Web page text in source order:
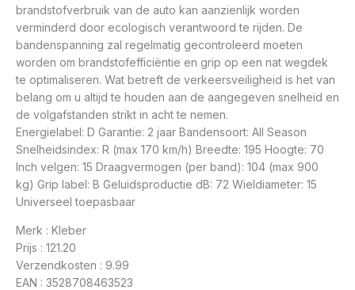
brandstofverbruik van de auto kan aanzienlijk worden
verminderd door ecologisch verantwoord te rijden. De
bandenspanning zal regelmatig gecontroleerd moeten
worden om brandstofefficiëntie en grip op een nat wegdek
te optimaliseren. Wat betreft de verkeersveiligheid is het van
belang om u altijd te houden aan de aangegeven snelheid en
de volgafstanden strikt in acht te nemen.
Energielabel: D Garantie: 2 jaar Bandensoort: All Season
Snelheidsindex: R (max 170 km/h) Breedte: 195 Hoogte: 70
Inch velgen: 15 Draagvermogen (per band): 104 (max 900
kg) Grip label: B Geluidsproductie dB: 72 Wieldiameter: 15
Universeel toepasbaar
Merk : Kleber
Prijs : 121.20
Verzendkosten : 9.99
EAN : 3528708463523